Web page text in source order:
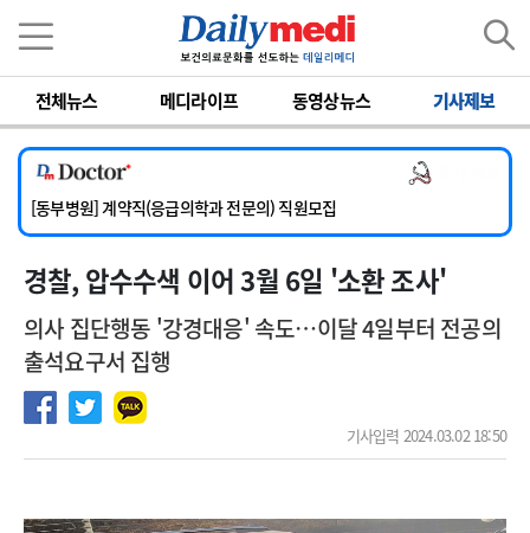
전체뉴스 메디라이프 동영상뉴스 기사제보
[서울아산병원] 2026년 하반기 인턴 모집
[영남대학교의료원] 마취통증의학과 임기제 임상의사 채용
[충남대학교병원] 소아청소년과(소아응급전담) 계약직 의사 공개채용
[동부병원] 계약직(응급의학과 전문의) 직원모집
[이대목동병원] 하반기 전공의(레지던트1년차) 모집
[서울아산병원] 2026년 하반기 인턴 모집
경찰, 압수수색 이어 3월 6일 '소환 조사'
의사 집단행동 '강경대응' 속도…이달 4일부터 전공의
출석요구서 집행
기사입력 2024.03.02 18:50